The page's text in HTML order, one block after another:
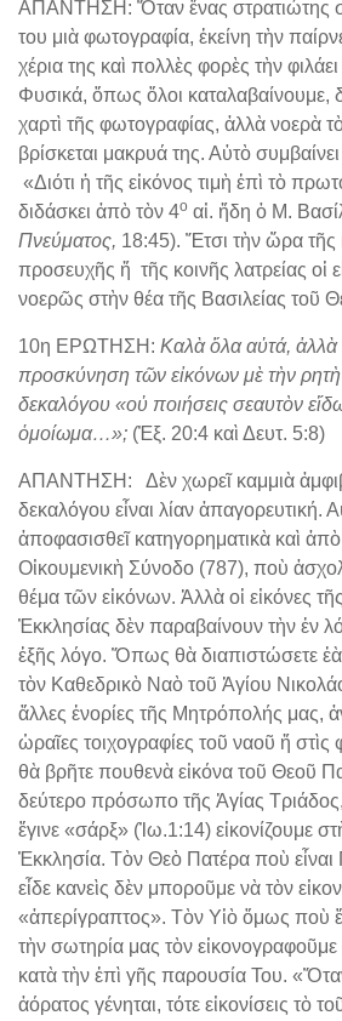
ΑΠΑΝΤΗΣΗ: Ὅταν ἕνας στρατιώτης
του μιὰ φωτογραφία, ἐκείνη τὴν
χέρια της καὶ πολλὲς φορὲς τὴν
Φυσικά, ὅπως ὅλοι καταλαβαίνουμε,
χαρτὶ τῆς φωτογραφίας, ἀλλὰ νοερὰ
βρίσκεται μακρυά της. Αὐτὸ συμβαίνει
«Διότι ἡ τῆς εἰκόνος τιμὴ ἐπὶ τὸ
διδάσκει ἀπὸ τὸν 4ο αἰ. ἤδη ὁ Μ.
Πνεύματος, 18:45). Ἔτσι τὴν ὥρα τῆς
προσευχῆς ἤ τῆς κοινῆς λατρείας οἱ
νοερῶς στὴν θέα τῆς Βασιλείας τοῦ
10η ΕΡΩΤΗΣΗ: Καλὰ ὅλα αὐτά, ἀλλὰ
προσκύνηση τῶν εἰκόνων μὲ τὴν ρητὴ
δεκαλόγου «οὐ ποιήσεις σεαυτὸν
ὁμοίωμα…»; (Ἐξ. 20:4 καὶ Δευτ. 5:8)
ΑΠΑΝΤΗΣΗ: Δὲν χωρεῖ καμμιὰ
δεκαλόγου εἶναι λίαν ἀπαγορευτική.
ἀποφασισθεῖ κατηγορηματικὰ καὶ
Οἰκουμενικὴ Σύνοδο (787), ποὺ
θέμα τῶν εἰκόνων. Ἀλλὰ οἱ εἰκόνες
Ἐκκλησίας δὲν παραβαίνουν τὴν ἐν
ἑξῆς λόγο. Ὅπως θὰ διαπιστώσετε
τὸν Καθεδρικὸ Ναὸ τοῦ Ἁγίου
ἄλλες ἐνορίες τῆς Μητρόπολής μας,
ὡραῖες τοιχογραφίες τοῦ ναοῦ ἤ στὶς
θὰ βρῆτε πουθενὰ εἰκόνα τοῦ Θεοῦ
δεύτερο πρόσωπο τῆς Ἁγίας
ἔγινε «σάρξ» (Ἰω.1:14) εἰκονίζουμε
Ἐκκλησία. Τὸν Θεὸ Πατέρα ποὺ εἶναι
εἶδε κανεὶς δὲν μποροῦμε νὰ τὸν
«ἀπερίγραπτος». Τὸν Υἱὸ ὅμως ποὺ
τὴν σωτηρία μας τὸν
κατὰ τὴν ἐπὶ γῆς παρουσία Του.
ἀόρατος γένηται, τότε εἰκονίσεις τὸ